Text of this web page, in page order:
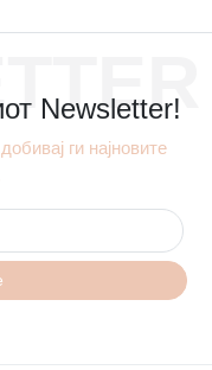
Newsletter!
ги најновите